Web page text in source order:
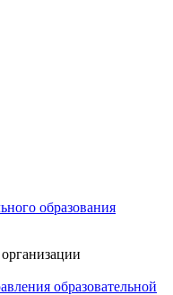
образования
образовательной